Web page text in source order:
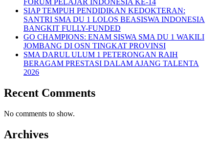
FORUM PELAJAR INDONESIA KE-14
SIAP TEMPUH PENDIDIKAN KEDOKTERAN:
SANTRI SMA DU 1 LOLOS BEASISWA INDONESIA
BANGKIT FULLY-FUNDED
GO CHAMPIONS: ENAM SISWA SMA DU 1 WAKILI
JOMBANG DI OSN TINGKAT PROVINSI
SMA DARUL ULUM 1 PETERONGAN RAIH
BERAGAM PRESTASI DALAM AJANG TALENTA
2026
Recent Comments
No comments to show.
Archives